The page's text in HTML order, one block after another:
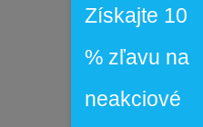
Získajte 10
% zľavu na
neakciové